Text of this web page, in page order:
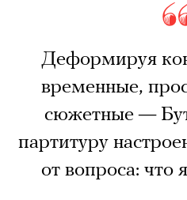
Деформируя
временные,
сюжетные —
партитуру
от вопроса: что